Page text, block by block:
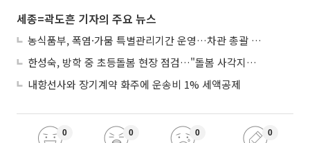
세종=곽도흔 기자의 주요 뉴스
농식품부, 폭염·가뭄 특별관리기간 운영…차관 총괄 대응체계 격상
한성숙, 방학 중 초등돌봄 현장 점검…"돌봄 사각지대 없애야"
내항선사와 장기계약 화주에 운송비 1% 세액공제
0 0 0 0